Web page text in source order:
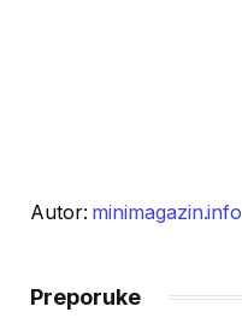
Autor: minimagazin.info
Preporuke